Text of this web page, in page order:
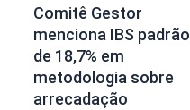
Comitê Gestor
menciona IBS padrão
de 18,7% em
metodologia sobre
arrecadação